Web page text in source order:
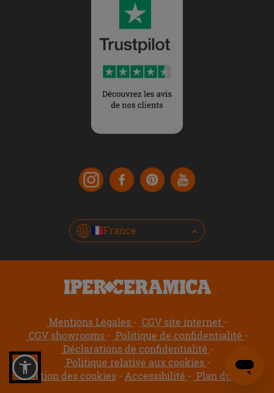
France
Mentions Légales
CGV site internet
CGV showrooms
Politique de confidentialité
Déclarations de confidentialité
Politique relative aux cookies
Gestion des cookies
Accessibilité Plan du site